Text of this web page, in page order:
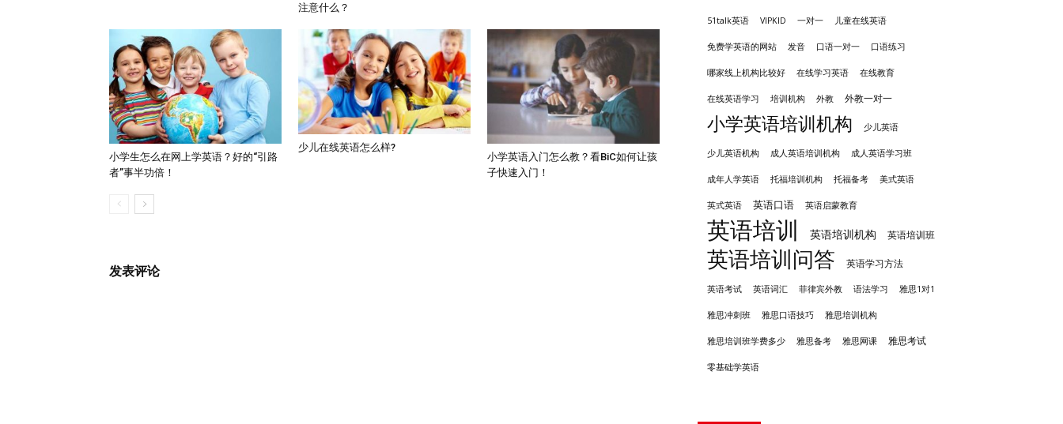
注意什么？
小学生怎么在网上学英语？好的“引路
者”事半功倍！
少儿在线英语怎么样?
小学英语入门怎么教？看BiC如何让孩
子快速入门！
发表评论
51talk英语 VIPKID 一对一 儿童在线英语
免费学英语的网站 发音 口语一对一 口语练习
哪家线上机构比较好 在线学习英语 在线教育
在线英语学习 培训机构 外教 外教一对一
小学英语培训机构 少儿英语
少儿英语机构 成人英语培训机构 成人英语学习班
成年人学英语 托福培训机构 托福备考 美式英语
英式英语 英语口语 英语启蒙教育
英语培训 英语培训机构 英语培训班
英语培训问答 英语学习方法
英语考试 英语词汇 菲律宾外教 语法学习 雅思1对1
雅思冲刺班 雅思口语技巧 雅思培训机构
雅思培训班学费多少 雅思备考 雅思网课 雅思考试
零基础学英语